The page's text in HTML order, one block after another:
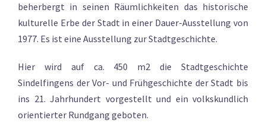
beherbergt in seinen Räumlichkeiten das historische
kulturelle Erbe der Stadt in einer Dauer-Ausstellung von
1977. Es ist eine Ausstellung zur Stadtgeschichte.
Hier wird auf ca. 450 m2 die Stadtgeschichte
Sindelfingens der Vor- und Frühgeschichte der Stadt bis
ins 21. Jahrhundert vorgestellt und ein volkskundlich
orientierter Rundgang geboten.